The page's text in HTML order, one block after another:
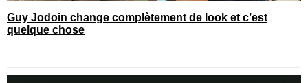
Guy Jodoin change complètement de look et c’est
quelque chose